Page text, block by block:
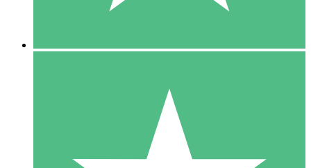
10 Téléchargements
20 00